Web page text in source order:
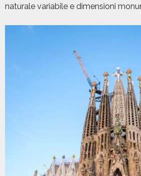
naturale variabile e dimensioni